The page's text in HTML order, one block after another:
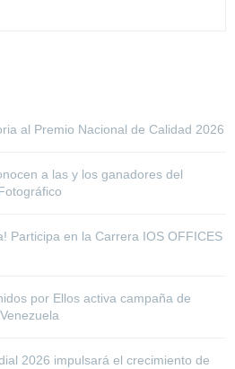
al Premio Nacional de Calidad 2026
a las y los ganadores del
Participa en la Carrera IOS OFFICES
por Ellos activa campaña de
2026 impulsará el crecimiento de